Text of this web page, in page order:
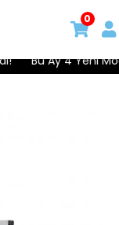
Bu Ay 4 Yeni
0